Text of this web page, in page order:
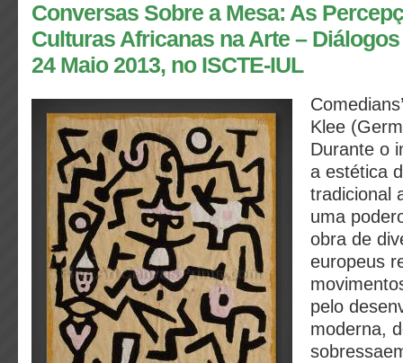
Conversas Sobre a Mesa: As
Culturas Africanas na Arte –
24 Maio 2013, no ISCTE-IUL
Klee
Durante o
a estética
tradicional
uma
obra de
europeus
pelo
moderna,